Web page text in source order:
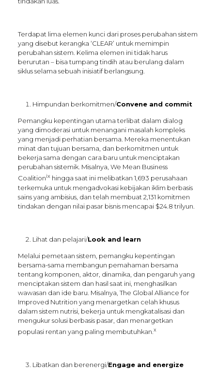
Terdapat lima elemen kunci dari proses perubahan sistem
yang disebut kerangka ‘CLEAR’ untuk memimpin
perubahan sistem. Kelima elemen ini tidak harus
berurutan – bisa tumpang tindih atau berulang dalam
siklus selama sebuah inisiatif berlangsung.
Himpundan berkomitmen/Convene and commit
Pemangku kepentingan utama terlibat dalam dialog
yang dimoderasi untuk menangani masalah kompleks
yang menjadi perhatian bersama. Mereka menentukan
minat dan tujuan bersama, dan berkomitmen untuk
bekerja sama dengan cara baru untuk menciptakan
perubahan sistemik. Misalnya, We Mean Business
Coalitionixhingga saat ini melibatkan 1,693 perusahaan
terkemuka untuk mengadvokasi kebijakan iklim berbasis
sains yang ambisius, dan telah membuat 2,131 komitmen
tindakan dengan nilai pasar bisnis mencapai $24.8 trilyun.
Lihat dan pelajari/Look and learn
Melalui pemetaan sistem, pemangku kepentingan
bersama-sama membangun pemahaman bersama
tentang komponen, aktor, dinamika, dan pengaruh yang
menciptakan sistem dan hasil saat ini, menghasilkan
wawasan dan ide baru. Misalnya, The Global Alliance for
Improved Nutrition yang menargetkan celah khusus
dalam sistem nutrisi, bekerja untuk mengkatalisasi dan
mengukur solusi berbasis pasar, dan menargetkan
populasi rentan yang paling membutuhkan. x
Libatkan dan berenergi/Engage and energize